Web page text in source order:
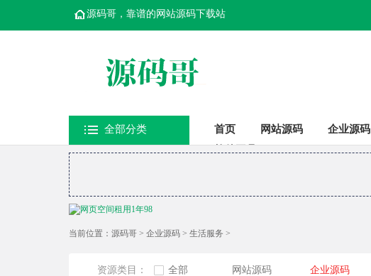
源码哥，靠谱的网站源码下载站
全部分类 首页 网站源码 企业源码
当前位置： 源码哥 > 企业源码 > 生活服务 >
资源类目： 全部 网站源码 企业源码